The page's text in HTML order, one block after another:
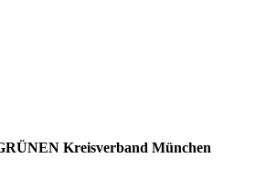
Kreisverband München